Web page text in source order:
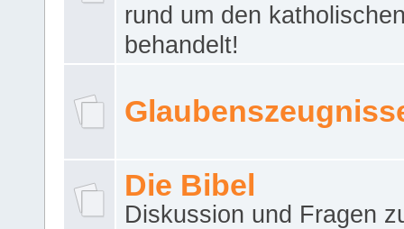
rund um den
behandelt!
Die Bibel
Diskussion und Fragen